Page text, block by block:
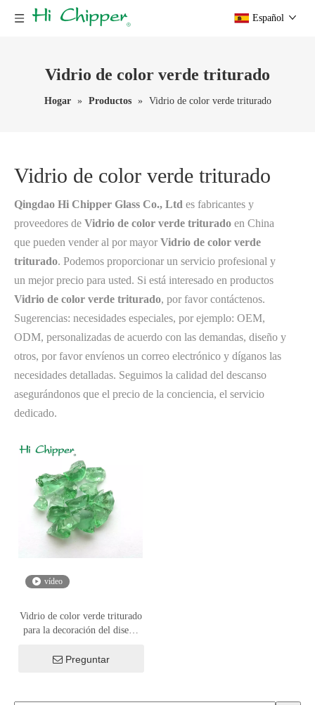
Español
Vidrio de color verde triturado
Hogar » Productos » Vidrio de color verde triturado
Vidrio de color verde triturado
Qingdao Hi Chipper Glass Co., Ltd es fabricantes y
proveedores de Vidrio de color verde triturado en China
que pueden vender al por mayor Vidrio de color verde
triturado. Podemos proporcionar un servicio profesional y
un mejor precio para usted. Si está interesado en productos
Vidrio de color verde triturado, por favor contáctenos.
Sugerencias: necesidades especiales, por ejemplo: OEM,
ODM, personalizadas de acuerdo con las demandas, diseño y
otros, por favor envíenos un correo electrónico y díganos las
necesidades detalladas. Seguimos la calidad del descanso
asegurándonos que el precio de la conciencia, el servicio
dedicado.
vídeo
Vidrio de color verde triturado
para la decoración del diseño
Preguntar